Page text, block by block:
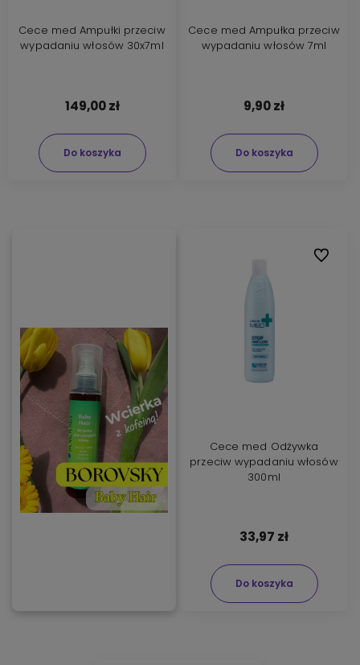
Cece med Ampułki przeciw
wypadaniu włosów 30x7ml
149,00 zł
Do koszyka
Cece med Ampułka przeciw
wypadaniu włosów 7ml
9,90 zł
Do koszyka
Cece med Odżywka
przeciw wypadaniu włosów
300ml
33,97 zł
Do koszyka
Do